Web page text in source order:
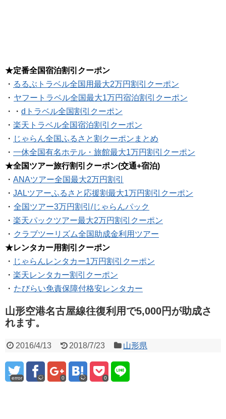
★定番全国宿泊割引クーポン
・ るるぶトラベル全国用最大2万円割引クーポン
・ ヤフートラベル全国最大1万円宿泊割引クーポン
・・ dトラベル全国割引クーポン
・ 楽天トラベル全国宿泊割引クーポン
・ じゃらん全国ふるさと割クーポンまとめ
・ 一休全国有名ホテル・旅館最大1万円割引クーポン
★全国ツアー旅行割引クーポン(交通+宿泊)
・ ANAツアー全国最大2万円割引
・ JALツアーふるさと応援割最大1万円割引クーポン
・ 全国ツアー3万円割引/じゃらんパック
・ 楽天パックツアー最大2万円割引クーポン
・ クラブツーリズム全国助成金利用ツアー
★レンタカー用割引クーポン
・ じゃらんレンタカー1万円割引クーポン
・ 楽天レンタカー割引クーポン
・ たびらい免責保障付格安レンタカー
山形空港名古屋線往復利用で5,000円が助成さ
れます。
2016/4/13 2018/7/23 山形県
error 0 0